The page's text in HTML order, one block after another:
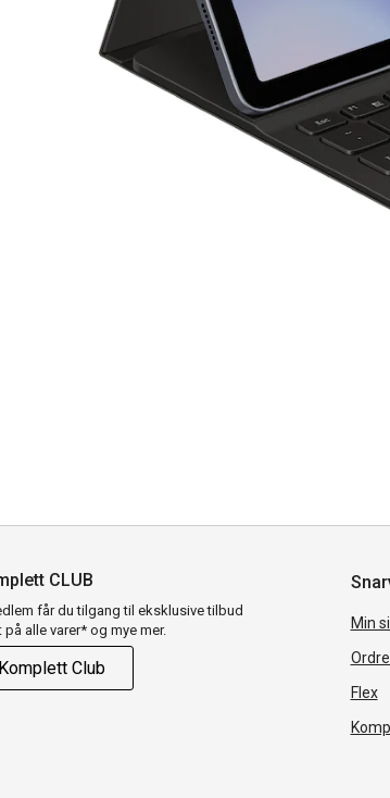
CLUB
får du tilgang til eksklusive tilbud
alle varer* og mye mer.
Club
Min
Flex